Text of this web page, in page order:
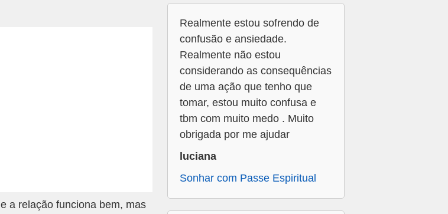
a relação funciona bem, mas
Realmente estou sofrendo de
confusão e ansiedade.
Realmente não estou
considerando as consequências
de uma ação que tenho que
tomar, estou muito confusa e
tbm com muito medo . Muito
obrigada por me ajudar
luciana
Sonhar com Passe Espiritual